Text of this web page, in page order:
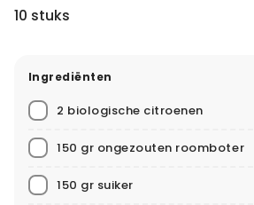
10 stuks
Ingrediënten
2 biologische citroenen
150 gr ongezouten roomboter
150 gr suiker